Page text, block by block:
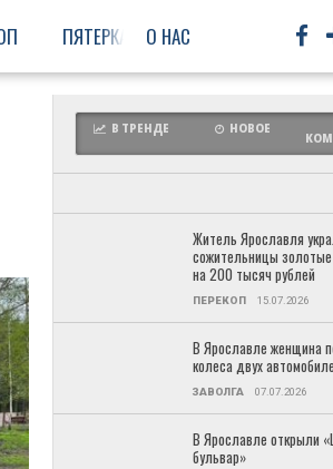
ПЯТЕРКА ФРУНЗЕНСКИЙ
О НАС
В ТРЕНДЕ НОВОЕ
Житель Ярославля
сожительницы
на 200 тысяч рублей
ПЕРЕКОП 15.07.2026
В Ярославле женщина
колеса двух
ЗАВОЛГА 07.07.2026
В Ярославле открыли
бульвар»